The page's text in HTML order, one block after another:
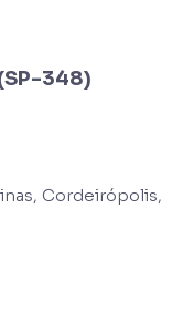
348)
Cordeirópolis,